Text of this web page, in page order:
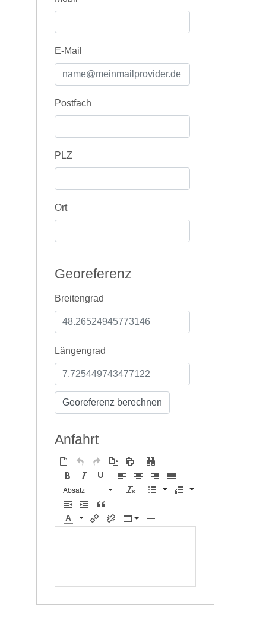
E-Mail
Postfach
PLZ
Ort
Georeferenz
Breitengrad
Längengrad
Anfahrt
Absatz